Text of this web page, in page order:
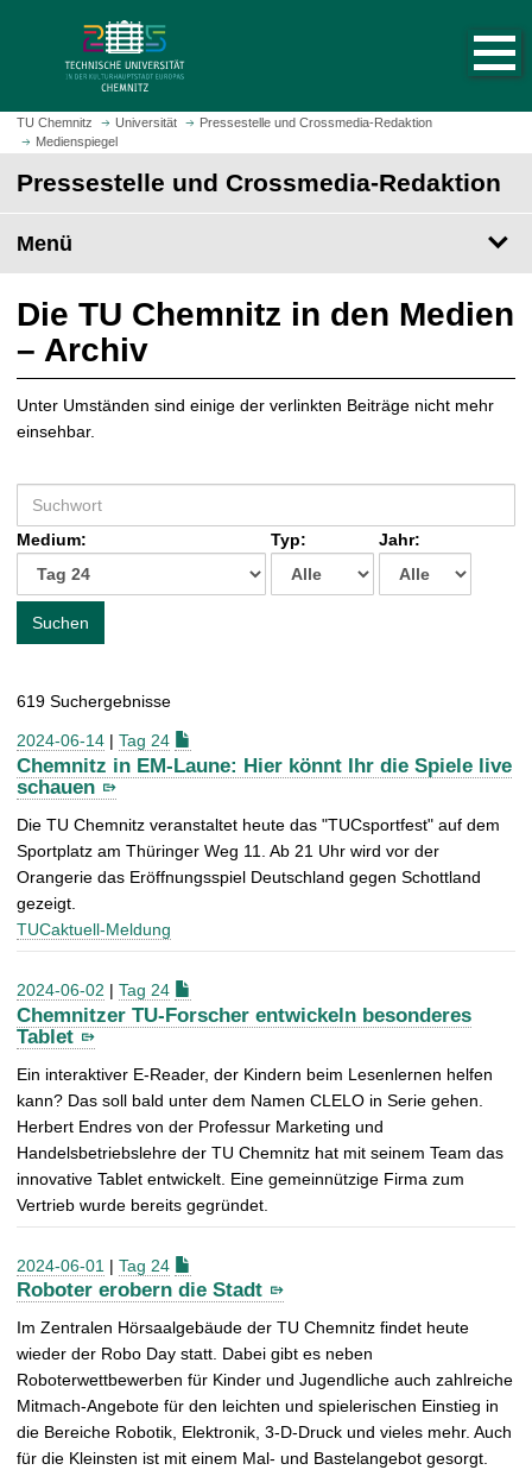
m
H
t
s
i
e
a
u
f
r
u
f
e
TU Chemnitz Universität
Pressestelle und Crossmedia-Redaktion
Medienspiegel
Pressestelle und Crossmedia-Redaktion
Menü
Die TU Chemnitz in den Medien
– Archiv
Unter Umständen sind einige der verlinkten Beiträge nicht mehr
einsehbar.
u
c
e
h
:
Medium: Typ: Jahr:
Suchen
619 Suchergebnisse
2024-06-14 | Tag 24
Chemnitz in EM-Laune: Hier könnt Ihr die Spiele live
schauen
Die TU Chemnitz veranstaltet heute das "TUCsportfest" auf dem
Sportplatz am Thüringer Weg 11. Ab 21 Uhr wird vor der
Orangerie das Eröffnungsspiel Deutschland gegen Schottland
gezeigt.
TUCaktuell-Meldung
2024-06-02 | Tag 24
Chemnitzer TU-Forscher entwickeln besonderes
Tablet
Ein interaktiver E-Reader, der Kindern beim Lesenlernen helfen
kann? Das soll bald unter dem Namen CLELO in Serie gehen.
Herbert Endres von der Professur Marketing und
Handelsbetriebslehre der TU Chemnitz hat mit seinem Team das
innovative Tablet entwickelt. Eine gemeinnützige Firma zum
Vertrieb wurde bereits gegründet.
2024-06-01 | Tag 24
Roboter erobern die Stadt
Im Zentralen Hörsaalgebäude der TU Chemnitz findet heute
wieder der Robo Day statt. Dabei gibt es neben
Roboterwettbewerben für Kinder und Jugendliche auch zahlreiche
Mitmach-Angebote für den leichten und spielerischen Einstieg in
die Bereiche Robotik, Elektronik, 3-D-Druck und vieles mehr. Auch
für die Kleinsten ist mit einem Mal- und Bastelangebot gesorgt.